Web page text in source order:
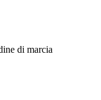
di marcia